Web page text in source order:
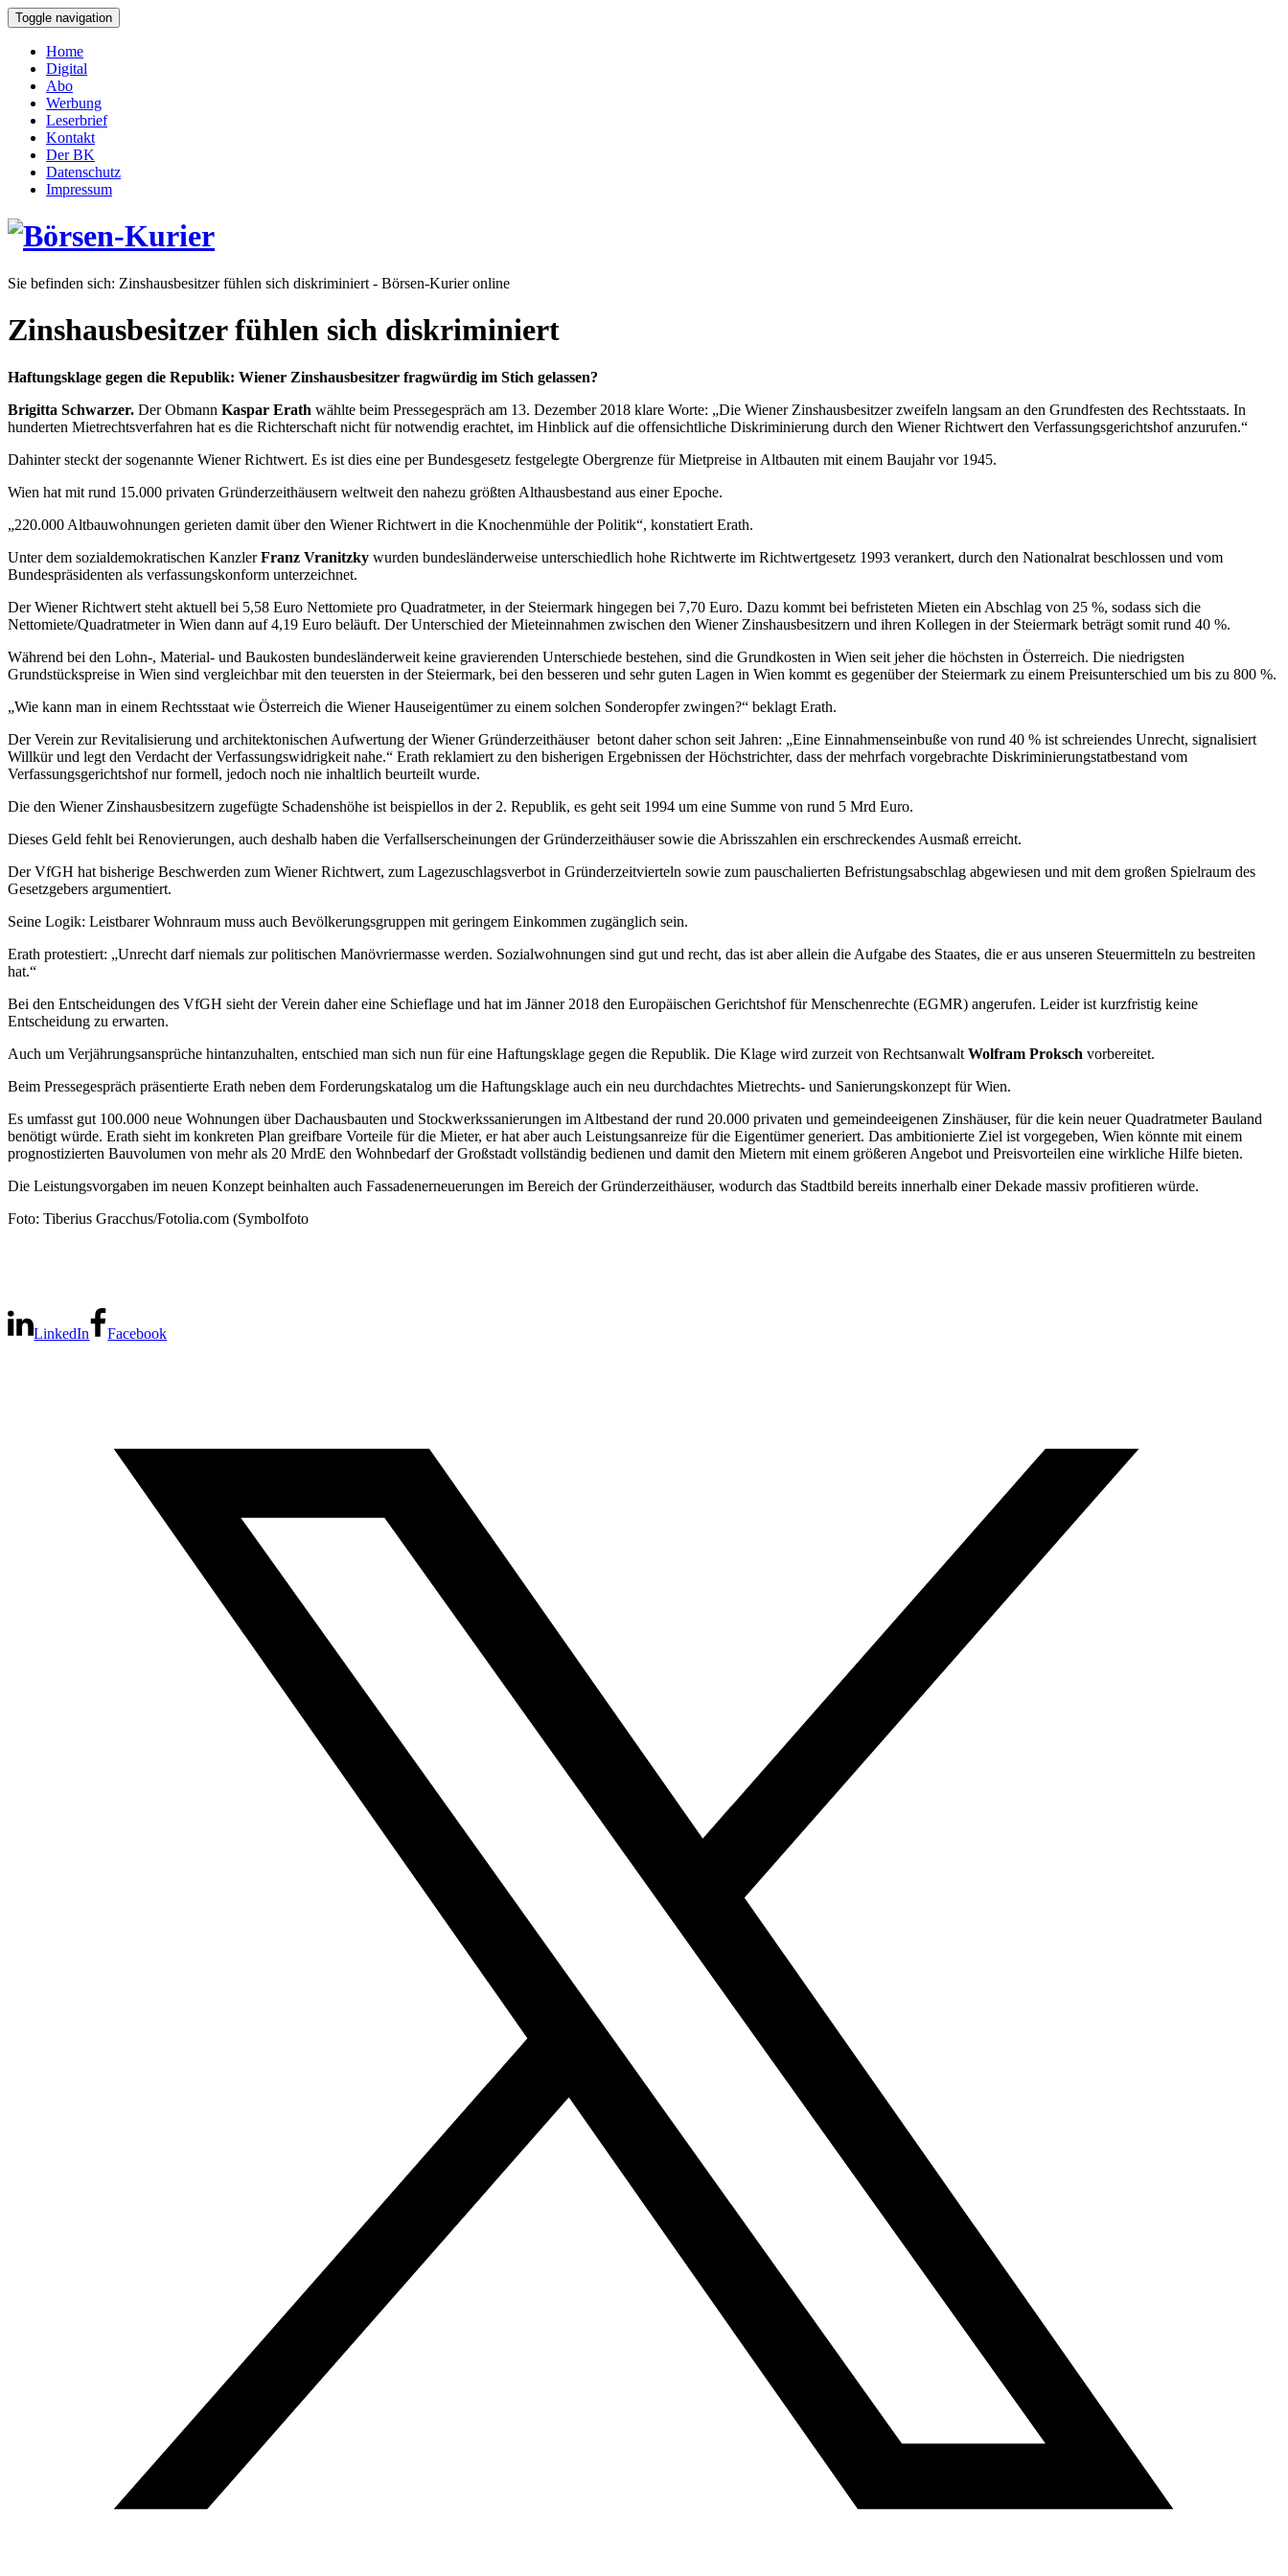
Toggle navigation
Home
Digital
Abo
Werbung
Leserbrief
Kontakt
Der BK
Datenschutz
Impressum
Sie befinden sich: Zinshausbesitzer fühlen sich diskriminiert - Börsen-Kurier online
Zinshausbesitzer fühlen sich diskriminiert
Haftungsklage gegen die Republik: Wiener Zinshausbesitzer fragwürdig im Stich gelassen?
Brigitta Schwarzer. Der Obmann Kaspar Erath wählte beim Pressegespräch am 13. Dezember 2018 klare Worte: „Die Wiener Zinshausbesitzer zweifeln langsam an den Grundfesten des Rechtsstaats. In
hunderten Mietrechtsverfahren hat es die Richterschaft nicht für notwendig erachtet, im Hinblick auf die offensichtliche Diskriminierung durch den Wiener Richtwert den Verfassungsgerichtshof anzurufen.“
Dahinter steckt der sogenannte Wiener Richtwert. Es ist dies eine per Bundesgesetz festgelegte Obergrenze für Mietpreise in Altbauten mit einem Baujahr vor 1945.
Wien hat mit rund 15.000 privaten Gründerzeithäusern weltweit den nahezu größten Althausbestand aus einer Epoche.
„220.000 Altbauwohnungen gerieten damit über den Wiener Richtwert in die Knochenmühle der Politik“, konstatiert Erath.
Unter dem sozialdemokratischen KanzlerFranz Vranitzky wurden bundesländerweise unterschiedlich hohe Richtwerte im Richtwertgesetz 1993 verankert, durch den Nationalrat beschlossen und vom
Bundespräsidenten als verfassungskonform unterzeichnet.
Der Wiener Richtwert steht aktuell bei 5,58 Euro Nettomiete pro Quadratmeter, in der Steiermark hingegen bei 7,70 Euro. Dazu kommt bei befristeten Mieten ein Abschlag von 25 %, sodass sich die
Nettomiete/Quadratmeter in Wien dann auf 4,19 Euro beläuft. Der Unterschied der Mieteinnahmen zwischen den Wiener Zinshausbesitzern und ihren Kollegen in der Steiermark beträgt somit rund 40 %.
Während bei den Lohn-, Material- und Baukosten bundesländerweit keine gravierenden Unterschiede bestehen, sind die Grundkosten in Wien seit jeher die höchsten in Österreich. Die niedrigsten
Grundstückspreise in Wien sind vergleichbar mit den teuersten in der Steiermark, bei den besseren und sehr guten Lagen in Wien kommt es gegenüber der Steiermark zu einem Preisunterschied um bis zu 800 %.
„Wie kann man in einem Rechtsstaat wie Österreich die Wiener Hauseigentümer zu einem solchen Sonderopfer zwingen?“ beklagt Erath.
Der Verein zur Revitalisierung und architektonischen Aufwertung der Wiener Gründerzeithäuser betont daher schon seit Jahren: „Eine Einnahmenseinbuße von rund 40 % ist schreiendes Unrecht, signalisiert
Willkür und legt den Verdacht der Verfassungswidrigkeit nahe.“ Erath reklamiert zu den bisherigen Ergebnissen der Höchstrichter, dass der mehrfach vorgebrachte Diskriminierungstatbestand vom
Verfassungsgerichtshof nur formell, jedoch noch nie inhaltlich beurteilt wurde.
Die den Wiener Zinshausbesitzern zugefügte Schadenshöhe ist beispiellos in der 2. Republik, es geht seit 1994 um eine Summe von rund 5 Mrd Euro.
Dieses Geld fehlt bei Renovierungen, auch deshalb haben die Verfallserscheinungen der Gründerzeithäuser sowie die Abrisszahlen ein erschreckendes Ausmaß erreicht.
Der VfGH hat bisherige Beschwerden zum Wiener Richtwert, zum Lagezuschlagsverbot in Gründerzeitvierteln sowie zum pauschalierten Befristungsabschlag abgewiesen und mit dem großen Spielraum des
Gesetzgebers argumentiert.
Seine Logik: Leistbarer Wohnraum muss auch Bevölkerungsgruppen mit geringem Einkommen zugänglich sein.
Erath protestiert: „Unrecht darf niemals zur politischen Manövriermasse werden. Sozialwohnungen sind gut und recht, das ist aber allein die Aufgabe des Staates, die er aus unseren Steuermitteln zu bestreiten
hat.“
Bei den Entscheidungen des VfGH sieht der Verein daher eine Schieflage und hat im Jänner 2018 den Europäischen Gerichtshof für Menschenrechte (EGMR) angerufen. Leider ist kurzfristig keine
Entscheidung zu erwarten.
Auch um Verjährungsansprüche hintanzuhalten, entschied man sich nun für eine Haftungsklage gegen die Republik. Die Klage wird zurzeit von Rechtsanwalt Wolfram Proksch vorbereitet.
Beim Pressegespräch präsentierte Erath neben dem Forderungskatalog um die Haftungsklage auch ein neu durchdachtes Mietrechts- und Sanierungskonzept für Wien.
Es umfasst gut 100.000 neue Wohnungen über Dachausbauten und Stockwerkssanierungen im Altbestand der rund 20.000 privaten und gemeindeeigenen Zinshäuser, für die kein neuer Quadratmeter Bauland
benötigt würde. Erath sieht im konkreten Plan greifbare Vorteile für die Mieter, er hat aber auch Leistungsanreize für die Eigentümer generiert. Das ambitionierte Ziel ist vorgegeben, Wien könnte mit einem
prognostizierten Bauvolumen von mehr als 20 MrdE den Wohnbedarf der Großstadt vollständig bedienen und damit den Mietern mit einem größeren Angebot und Preisvorteilen eine wirkliche Hilfe bieten.
Die Leistungsvorgaben im neuen Konzept beinhalten auch Fassadenerneuerungen im Bereich der Gründerzeithäuser, wodurch das Stadtbild bereits innerhalb einer Dekade massiv profitieren würde.
Foto: Tiberius Gracchus/Fotolia.com (Symbolfoto
LinkedIn Facebook